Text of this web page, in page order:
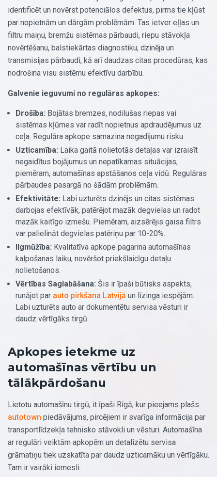
identificēt un novērst potenciālos defektus, pirms tie kļūst
par nopietnām un dārgām problēmām. Tas ietver eļļas un
filtru maiņu, bremžu sistēmas pārbaudi, riepu stāvokļa
novērtēšanu, balstiekārtas diagnostiku, dzinēja un
transmisijas pārbaudi, kā arī daudzas citas procedūras, kas
nodrošina visu sistēmu efektīvu darbību.
Galvenie ieguvumi no regulāras apkopes:
Drošība: Bojātas bremzes, nodilušas riepas vai
sistēmas kļūmes var radīt nopietnus apdraudējumus uz
ceļa. Regulāra apkope samazina negadījumu risku.
Uzticamība: Laika gaitā nolietotās detaļas var izraisīt
negaidītus bojājumus un nepatīkamas situācijas,
piemēram, automašīnas apstāšanos ceļa vidū. Regulāras
pārbaudes pasargā no šādām problēmām.
Efektivitāte: Labi uzturēts dzinējs un citas sistēmas
darbojas efektīvāk, patērējot mazāk degvielas un radot
mazāk kaitīgo izmešu. Piemēram, aizsērējis gaisa filtrs
var palielināt degvielas patēriņu par 10-20%.
Ilgmūžība: Kvalitatīva apkope pagarina automašīnas
kalpošanas laiku, novēršot priekšlaicīgu detaļu
nolietošanos.
Vērtības Saglabāšana: Šis ir īpaši būtisks aspekts,
runājot par auto pirkšana Latvijā un līzinga iespējām.
Labi uzturēts auto ar dokumentētu servisa vēsturi ir
daudz vērtīgāks tirgū.
Apkopes ietekme uz
automašīnas vērtību un
tālākpārdošanu
Lietotu automašīnu tirgū, it īpaši Rīgā, kur pieejams plašs
autotown piedāvājums, pircējiem ir svarīga informācija par
transportlīdzekļa tehnisko stāvokli un vēsturi. Automašīna
ar regulāri veiktām apkopēm un detalizētu servisa
grāmatiņu tiek uzskatīta par daudz uzticamāku un vērtīgāku.
Tam ir vairāki iemesli: